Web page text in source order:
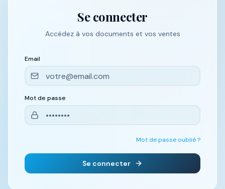
Se connecter
Accédez à vos documents et vos ventes
Email
Mot de passe
Mot de passe oublié ?
Se connecter